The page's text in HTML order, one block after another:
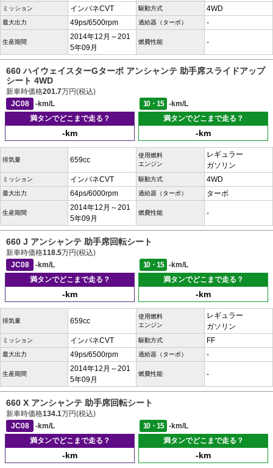
ミッション インパネCVT 駆動方式 4WD
最大出力 49ps/6500rpm 過給器（ターボ） -
生産期間
2014年12月～201
5年09月
燃費性能 -
660 ハイウェイスターGターボ アンシャンテ 助手席スライドアップ
シート 4WD
新車時価格201.7万円(税込)
JC08
-km/L 10・15
-km/L
満タンでどこまで走る？
-km
満タンでどこまで走る？
-km
排気量 659cc
使用燃料
エンジン
レギュラー
ガソリン
ミッション インパネCVT 駆動方式 4WD
最大出力 64ps/6000rpm 過給器（ターボ） ターボ
生産期間
2014年12月～201
5年09月
燃費性能 -
660 J アンシャンテ 助手席回転シート
新車時価格118.5万円(税込)
JC08
-km/L 10・15
-km/L
満タンでどこまで走る？
-km
満タンでどこまで走る？
-km
排気量 659cc
使用燃料
エンジン
レギュラー
ガソリン
ミッション インパネCVT 駆動方式 FF
最大出力 49ps/6500rpm 過給器（ターボ） -
生産期間
2014年12月～201
5年09月
燃費性能 -
660 X アンシャンテ 助手席回転シート
新車時価格134.1万円(税込)
JC08
-km/L 10・15
-km/L
満タンでどこまで走る？
-km
満タンでどこまで走る？
-km